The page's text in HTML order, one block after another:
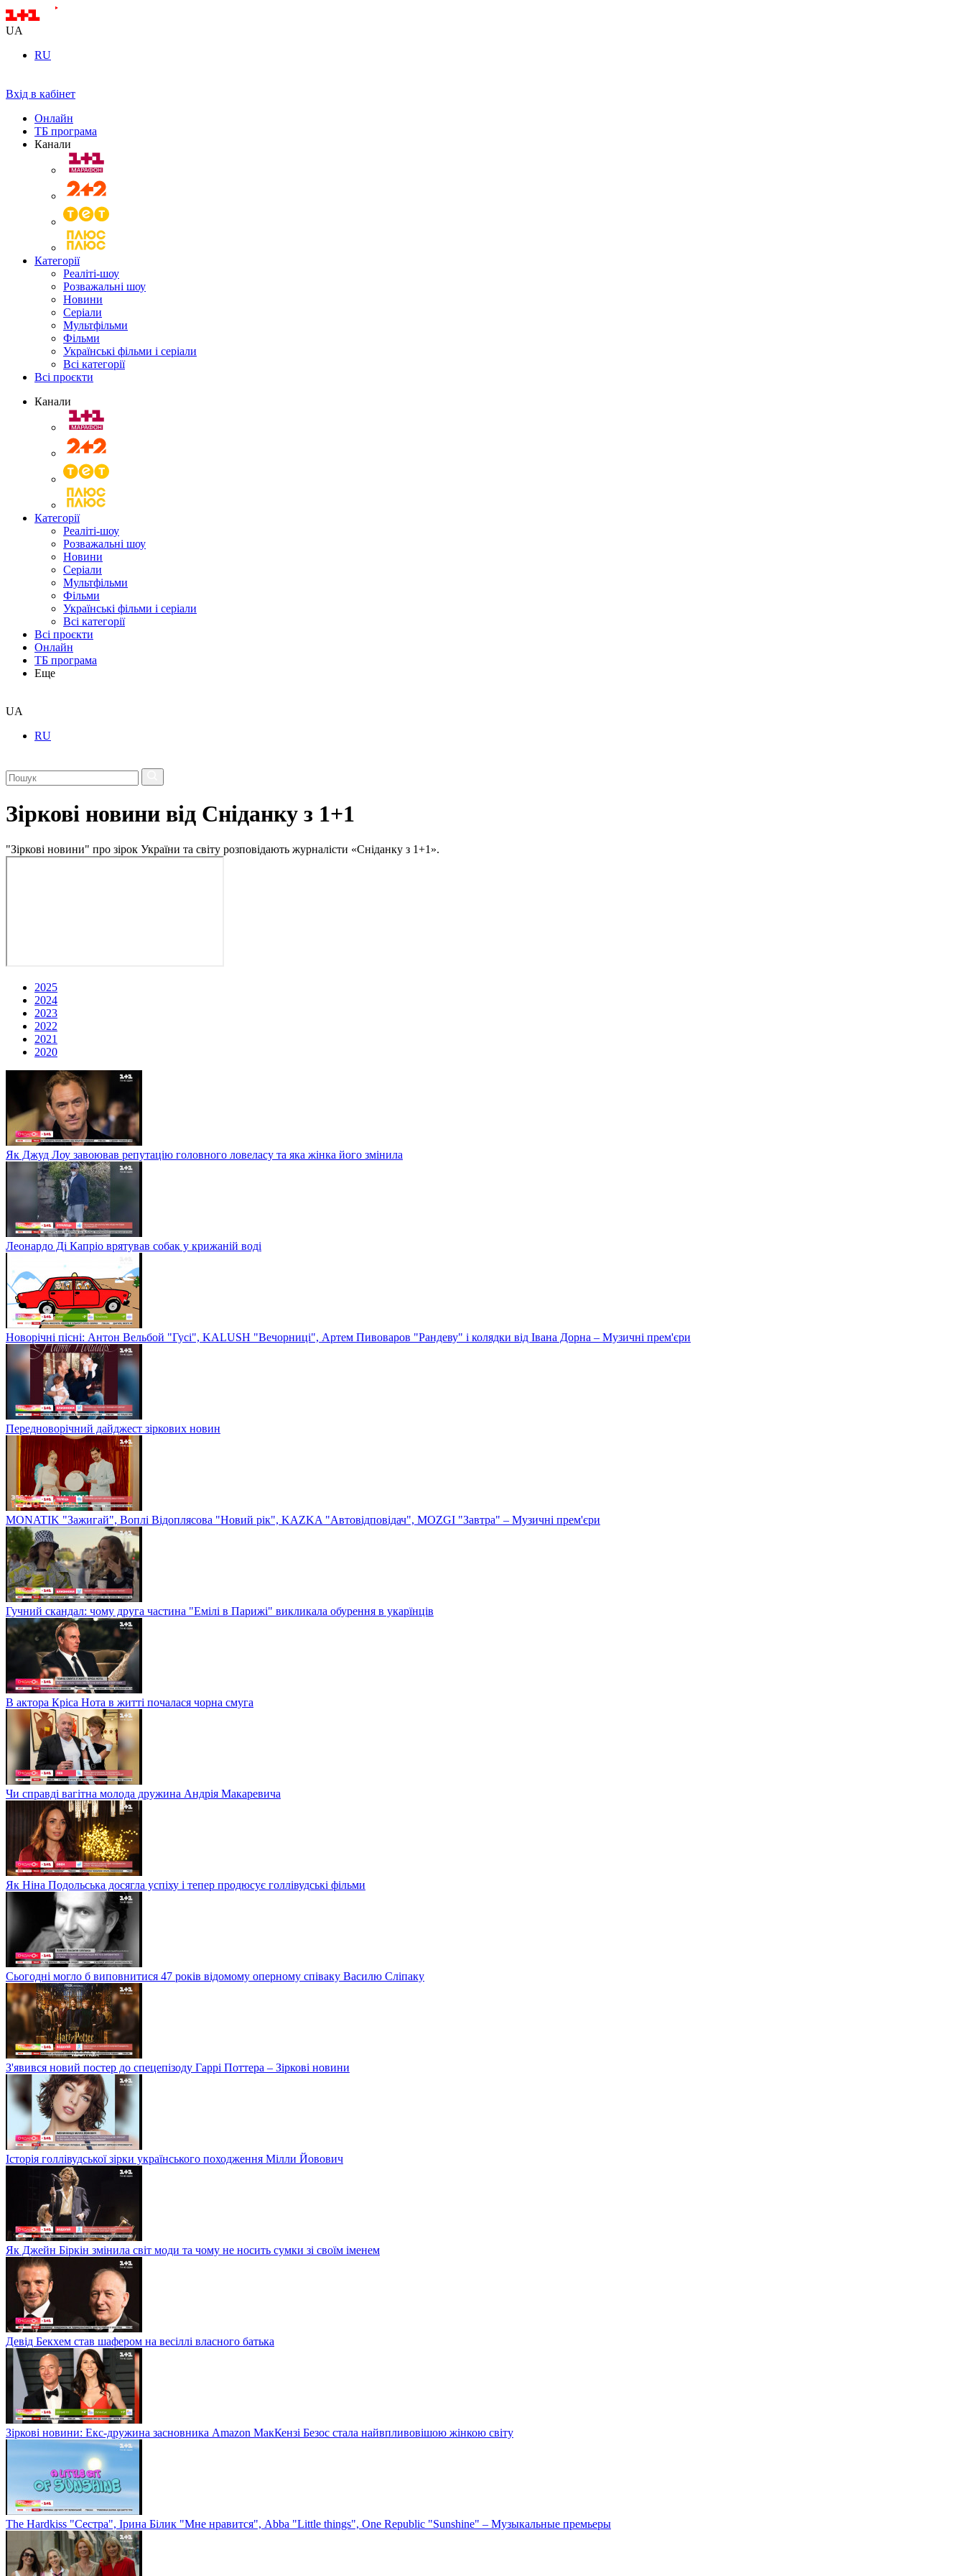
UA
RU
Вхід в кабінет
Онлайн
ТБ програма
Канали
Категорії
Реаліті-шоу
Розважальні шоу
Новини
Серіали
Мультфільми
Фільми
Українські фільми і серіали
Всі категорії
Всі проєкти
Канали
Категорії
Реаліті-шоу
Розважальні шоу
Новини
Серіали
Мультфільми
Фільми
Українські фільми і серіали
Всі категорії
Всі проєкти
Онлайн
ТБ програма
Еще
UA
RU
Зіркові новини від Сніданку з 1+1
"Зіркові новини" про зірок України та світу розповідають журналісти «Сніданку з 1+1».
2025
2024
2023
2022
2021
2020
Як Джуд Лоу завоював репутацію головного ловеласу та яка жінка його змінила
Леонардо Ді Капріо врятував собак у крижаній воді
Новорічні пісні: Антон Вельбой "Гусі", KALUSH "Вечорниці", Артем Пивоваров "Рандеву" і колядки від Івана Дорна – Музичні прем'єри
Передноворічний дайджест зіркових новин
MONATIK "Зажигай", Воплі Відоплясова "Новий рік", KAZKA "Автовідповідач", MOZGI "Завтра" – Музичні прем'єри
Гучний скандал: чому друга частина "Емілі в Парижі" викликала обурення в укарїнців
В актора Кріса Нота в житті почалася чорна смуга
Чи справді вагітна молода дружина Андрія Макаревича
Як Ніна Подольська досягла успіху і тепер продюсує голлівудські фільми
Сьогодні могло б виповнитися 47 років відомому оперному співаку Василю Сліпаку
З'явився новий постер до спецепізоду Гаррі Поттера – Зіркові новини
Історія голлівудської зірки українського походження Мілли Йовович
Як Джейн Біркін змінила світ моди та чому не носить сумки зі своїм іменем
Девід Бекхем став шафером на весіллі власного батька
Зіркові новини: Екс-дружина засновника Amazon МакКензі Безос стала найвпливовішою жінкою світу
The Hardkiss "Сестра", Ірина Білик "Мне нравится", Abba "Little things", One Republic "Sunshine" – Музыкальные премьеры